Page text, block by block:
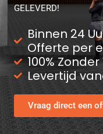
GELEVERD!
Binnen 24
Offerte per
100%
Levertijd
Vraag direct een